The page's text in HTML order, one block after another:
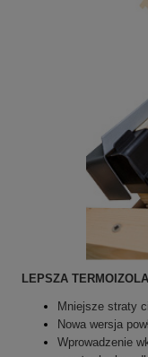
LEPSZA
Mniejsze straty
Nowa wersja
Wprowadzenie